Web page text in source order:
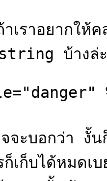
เราอยากให้
บ้างล่
จจะบอกว่า
ก็เก็บได้หมด